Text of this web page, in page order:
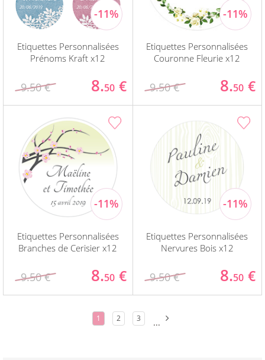
Etiquettes Personnalisées
Prénoms Kraft x12
9.50 € 8.50 €
Etiquettes Personnalisées
Couronne Fleurie x12
9.50 € 8.50 €
Etiquettes Personnalisées
Branches de Cerisier x12
9.50 € 8.50 €
Etiquettes Personnalisées
Nervures Bois x12
9.50 € 8.50 €
1 2 3 ...